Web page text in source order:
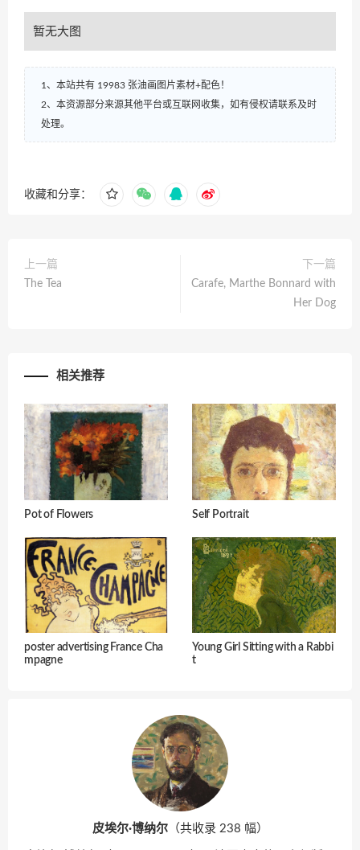
暂无大图
1、本站共有 19983 张油画图片素材+配色！
2、本资源部分来源其他平台或互联网收集，如有侵权请联系及时
处理。
收藏和分享：
上一篇
The Tea
下一篇
Carafe, Marthe Bonnard with
Her Dog
相关推荐
Pot of Flowers Self Portrait
poster advertising France Cha
mpagne
Young Girl Sitting with a Rabbi
t
皮埃尔·博纳尔（共收录 238 幅）